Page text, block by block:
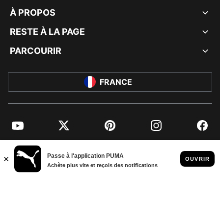
À PROPOS
RESTE À LA PAGE
PARCOURIR
FRANCE
YouTube Twitter Pinterest Instagram
© PUMA EUROPE GMBH, 2026. TOUS DROITS RÉSERVÉS
MENTIONS ET DONNÉES LÉGALES